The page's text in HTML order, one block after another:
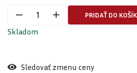
PRIDAŤ DO
Skladom
Sledovať zmenu ceny